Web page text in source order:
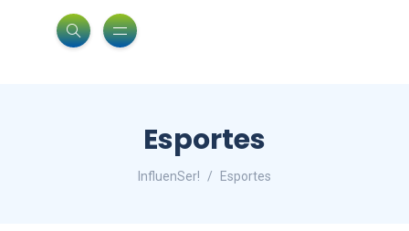
Esportes
InfluenSer! Esportes